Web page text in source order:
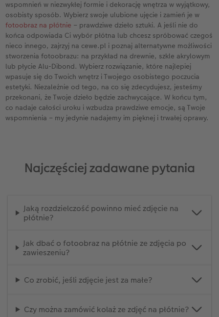
wspomnień w niezwykłej formie i dekorację wnętrza w wyjątkowy,
osobisty sposób. Wybierz swoje ulubione ujęcie i zamień je w
fotoobraz na płótnie – prawdziwe dzieło sztuki. A jeśli nie do
końca odpowiada Ci wybór płótna lub chcesz spróbować czegoś
nieco innego, zajrzyj na cewe.pl i poznaj alternatywne możliwości
stworzenia fotoobrazu: na przykład na drewnie, szkle akrylowym
lub płycie Alu-Dibond. Wybierz rozwiązanie, które najlepiej
wpasuje się do Twoich wnętrz i Twojego osobistego poczucia
estetyki. Niezależnie od tego, na co się zdecydujesz, jesteśmy
przekonani, że Twoje dzieło będzie zachwycające. W końcu tym,
co nadaje całości uroku i wzbudza prawdziwe emocje, są Twoje
wspomnienia – my jedynie nadajemy im pięknej i trwałej oprawy.
Najczęściej zadawane pytania
Jaką rozdzielczość powinno mieć zdjęcie na
płótnie?
Jak dbać o fotoobraz na płótnie ze zdjęcia po
zawieszeniu?
Co zrobić, jeśli zdjęcie jest za małe?
Czy można zamówić kolaż ze zdjęć na płótnie?